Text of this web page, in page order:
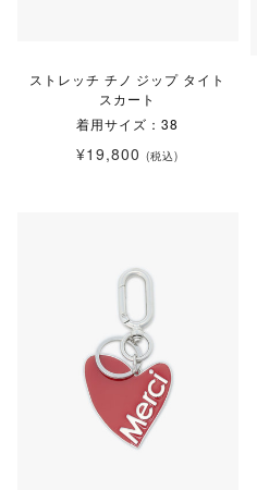
ストレッチ チノ ジップ タイト
スカート
着用サイズ：38
¥19,800 (税込)